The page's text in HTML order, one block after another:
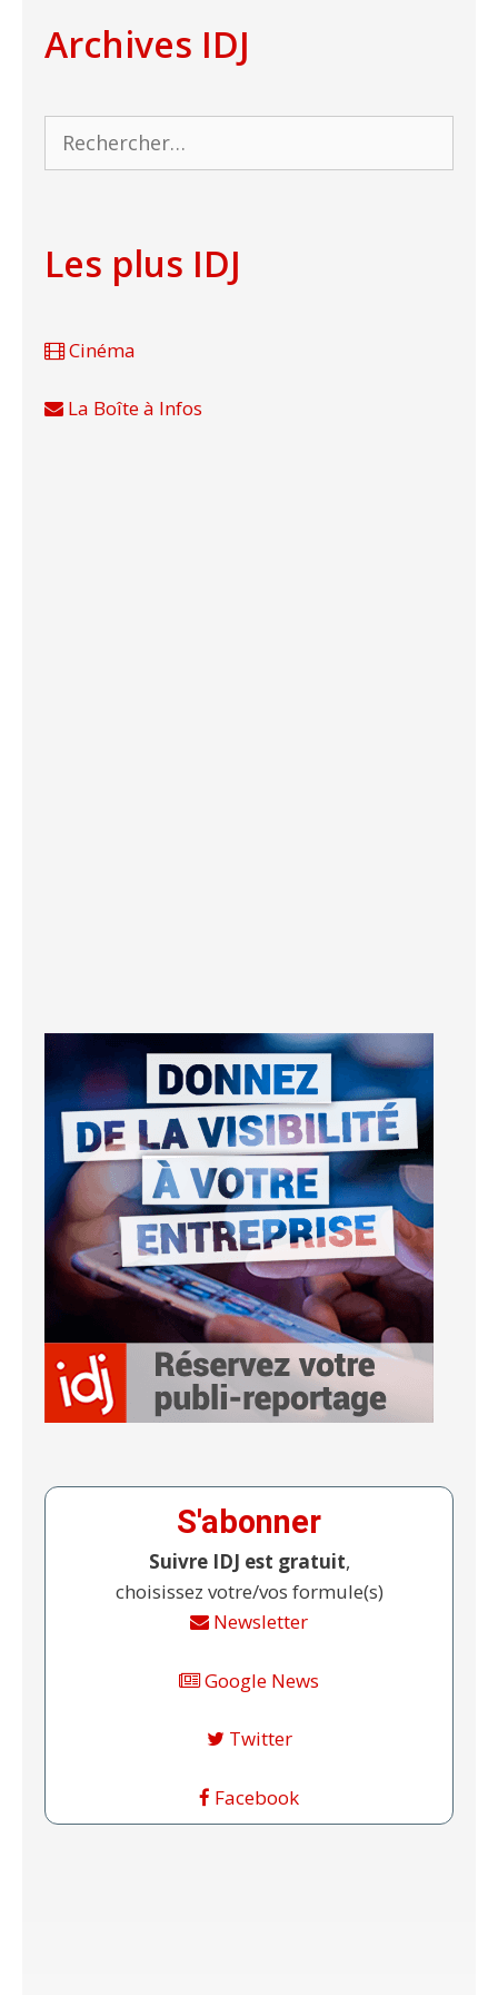
Archives IDJ
Rechercher :
Les plus IDJ
Cinéma
La Boîte à Infos
S'abonner
Suivre IDJ est gratuit,
choisissez votre/vos formule(s)
Newsletter
Google News
Twitter
Facebook